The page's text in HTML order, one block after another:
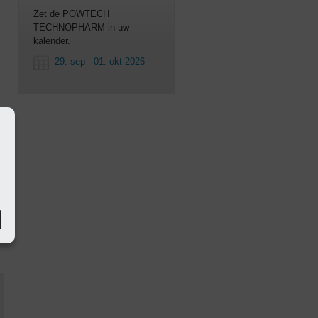
Zet de POWTECH
TECHNOPHARM in uw
kalender.
29. sep - 01. okt 2026